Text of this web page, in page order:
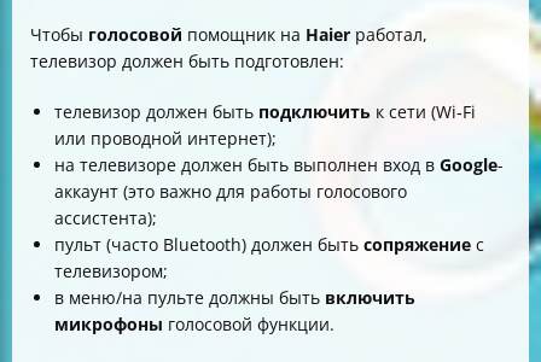
Чтобы голосовой помощник на Haier работал,
телевизор должен быть подготовлен:
телевизор должен быть подключить к сети (Wi‑Fi
или проводной интернет);
на телевизоре должен быть выполнен вход в Google-
аккаунт (это важно для работы голосового
ассистента);
пульт (часто Bluetooth) должен быть сопряжение с
телевизором;
в меню/на пульте должны быть включить
микрофоны голосовой функции.